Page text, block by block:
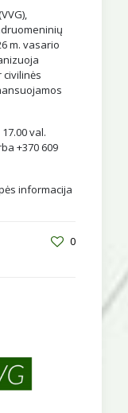
m. vasario
val.
+370 609
informacija
0